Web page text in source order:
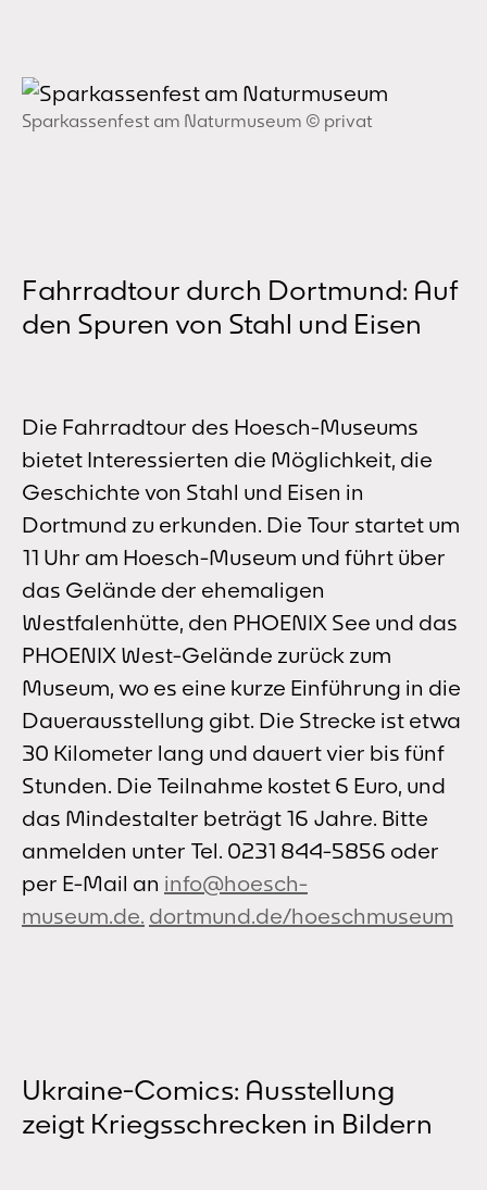
Sparkassenfest am Naturmuseum © privat
Fahrradtour durch Dortmund: Auf
den Spuren von Stahl und Eisen
Die Fahrradtour des Hoesch-Museums
bietet Interessierten die Möglichkeit, die
Geschichte von Stahl und Eisen in
Dortmund zu erkunden. Die Tour startet um
11 Uhr am Hoesch-Museum und führt über
das Gelände der ehemaligen
Westfalenhütte, den PHOENIX See und das
PHOENIX West-Gelände zurück zum
Museum, wo es eine kurze Einführung in die
Dauerausstellung gibt. Die Strecke ist etwa
30 Kilometer lang und dauert vier bis fünf
Stunden. Die Teilnahme kostet 6 Euro, und
das Mindestalter beträgt 16 Jahre. Bitte
anmelden unter Tel. 0231 844-5856 oder
per E-Mail an info@hoesch-
museum.de. dortmund.de/hoeschmuseum
Ukraine-Comics: Ausstellung
zeigt Kriegsschrecken in Bildern